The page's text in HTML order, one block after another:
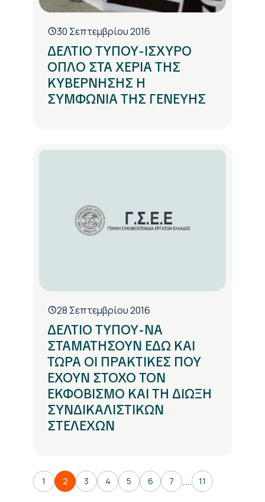
30 Σεπτεμβρίου 2016
ΔΕΛΤΙΟ ΤΥΠΟΥ-ΙΣΧΥΡΟ
ΟΠΛΟ ΣΤΑ ΧΕΡΙΑ ΤΗΣ
ΚΥΒΕΡΝΗΣΗΣ Η
ΣΥΜΦΩΝΙΑ ΤΗΣ ΓΕΝΕΥΗΣ
28 Σεπτεμβρίου 2016
ΔΕΛΤΙΟ ΤΥΠΟΥ-ΝΑ
ΣΤΑΜΑΤΗΣΟΥΝ ΕΔΩ ΚΑΙ
ΤΩΡΑ ΟΙ ΠΡΑΚΤΙΚΕΣ ΠΟΥ
ΕΧΟΥΝ ΣΤΟΧΟ ΤΟΝ
ΕΚΦΟΒΙΣΜΟ ΚΑΙ ΤΗ ΔΙΩΞΗ
ΣΥΝΔΙΚΑΛΙΣΤΙΚΩΝ
ΣΤΕΛΕΧΩΝ
1 2 3 4 5 6 7 .... 11